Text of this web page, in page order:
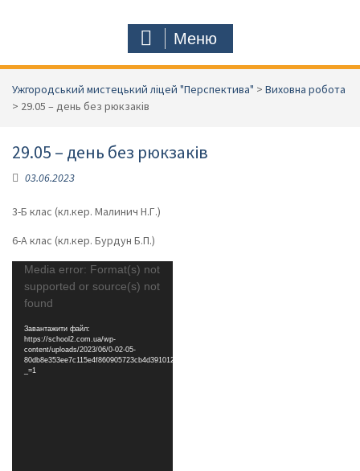
Меню
Ужгородський мистецький ліцей "Перспектива" > Виховна робота
> 29.05 – день без рюкзаків
29.05 – день без рюкзаків
03.06.2023
3-Б клас (кл.кер. Малинич Н.Г.)
6-А клас (кл.кер. Бурдун Б.П.)
Відеопрогравач
Media error: Format(s) not
supported or source(s) not
found
Завантажити файл:
https://school2.com.ua/wp-
content/uploads/2023/06/0-02-05-
_=1